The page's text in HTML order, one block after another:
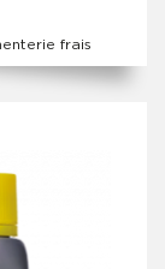
frais